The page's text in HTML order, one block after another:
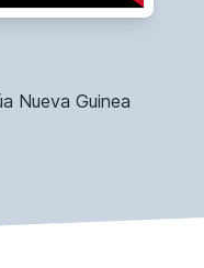
Nueva Guinea